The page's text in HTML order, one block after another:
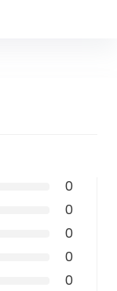
0
0
0
0
0